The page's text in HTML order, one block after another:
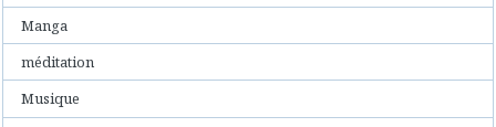
Manga
méditation
Musique